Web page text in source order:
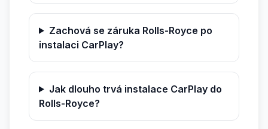
Zachová se záruka Rolls-Royce po
instalaci CarPlay?
Jak dlouho trvá instalace CarPlay do
Rolls-Royce?